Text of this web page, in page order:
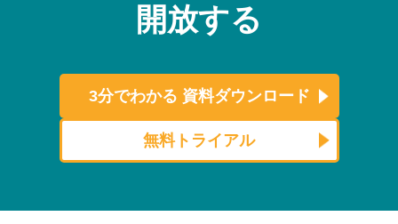
よくある質問
資料ダウンロード
開放する
3分でわかる 資料ダウンロード
無料トライアル